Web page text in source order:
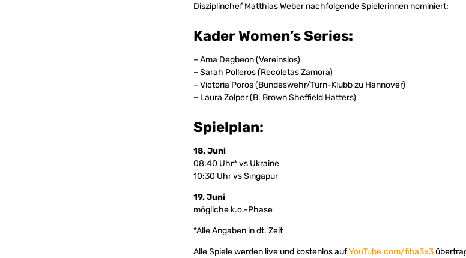
Disziplinchef Matthias Weber nachfolgende Spielerinnen nominiert:
Kader Women’s Series:
– Ama Degbeon (Vereinslos)
– Sarah Polleros (Recoletas Zamora)
– Victoria Poros (Bundeswehr/Turn-Klubb zu Hannover)
– Laura Zolper (B. Brown Sheffield Hatters)
Spielplan:
18. Juni
08:40 Uhr* vs Ukraine
10:30 Uhr vs Singapur
19. Juni
mögliche k.o.-Phase
*Alle Angaben in dt. Zeit
Alle Spiele werden live und kostenlos aufYouTube.com/fiba3x3